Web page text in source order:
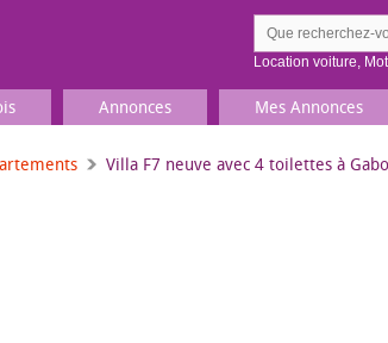
Location voiture,
Annonces Mes Annonces
Villa F7 neuve avec 4 toilettes à